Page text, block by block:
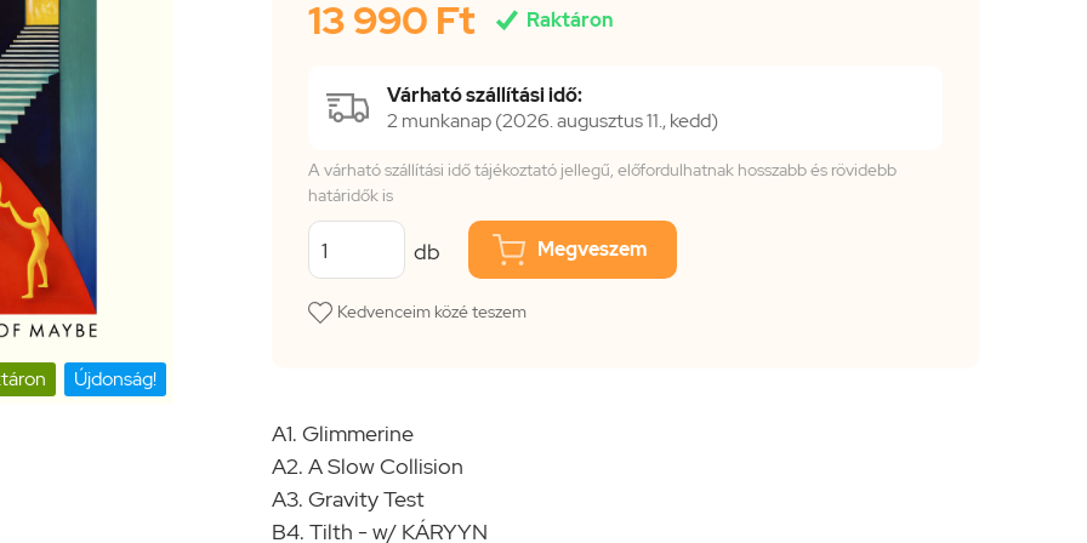
Újdonság!
13 990 Ft  Raktáron
Várható szállítási idő:
2 munkanap (2026. augusztus 11., kedd)
A várható szállítási idő tájékoztató jellegű, előfordulhatnak hosszabb és rövidebb
határidők is
db Megveszem
Kedvenceim közé teszem
A1. Glimmerine
A2. A Slow Collision
A3. Gravity Test
B4. Tilth - w/ KÁRYYN